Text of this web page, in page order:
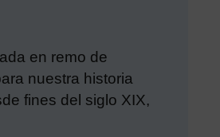
en remo de
nuestra historia
fines del siglo XIX,